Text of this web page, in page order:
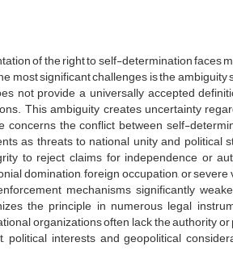
of the right to self-determination faces
most significant challenges is the ambiguity
not provide a universally accepted
This ambiguity creates uncertainty
the conflict between self-
as threats to national unity and political
to reject claims for independence or
domination, foreign occupation, or
mechanisms significantly
the principle in numerous legal
organizations often lack the authority
interests and geopolitical